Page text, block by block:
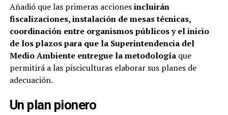
Añadió que las primeras accionesincluirán
fiscalizaciones, instalación de mesas técnicas,
coordinación entre organismos públicos y el inicio
de los plazos para que la Superintendencia del
Medio Ambiente entregue la metodología que
permitirá a las pisciculturas elaborar sus planes de
adecuación.
Un plan pionero